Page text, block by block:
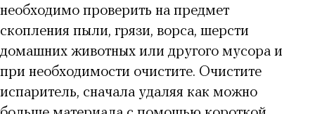
необходимо проверить на предмет
скопления пыли, грязи, ворса, шерсти
домашних животных или другого мусора и
при необходимости очистите. Очистите
испаритель, сначала удаляя как можно